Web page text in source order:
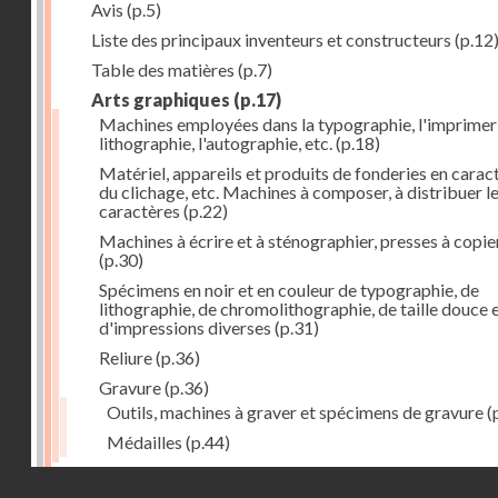
Avis (p.5)
Liste des principaux inventeurs et constructeurs (p.12)
Table des matières (p.7)
Arts graphiques (p.17)
Machines employées dans la typographie,
lithographie, l'autographie, etc. (p.18)
Matériel, appareils et produits de fonderies en
du clichage, etc. Machines à composer, à distribuer
caractères (p.22)
Machines à écrire et à sténographier, presses à
(p.30)
Spécimens en noir et en couleur de typographie, de
lithographie, de chromolithographie, de taille douce
d'impressions diverses (p.31)
Reliure(p.36)
Gravure(p.36)
Outils, machines à graver et spécimens de gravure
Médailles (p.44)